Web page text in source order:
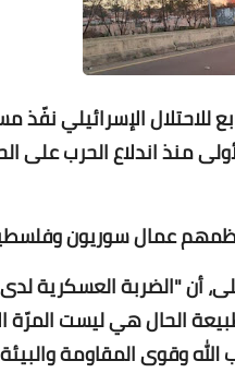
الإسرائيلي نفّذ
منذ اندلاع الحرب على
أن "الضربة العسكرية
الحال هي ليست المرّة
وقوى المقاومة
03 يوليو 2020